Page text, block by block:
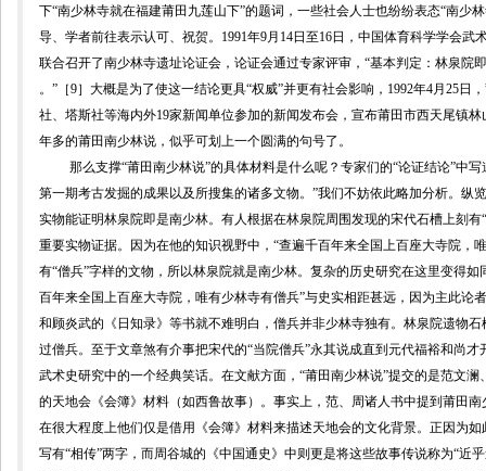
下“南少林寺就在福建莆田九莲山下”的题词，一些社会人士也纷纷表态“南少
导、学者前往表示认可、祝贺。 1991年9月 14日至16日，中国体育科学学会武
联合召开了南少林寺遗址论证会，论证会通过专家评审，“基本判定：林泉院
。” ［9］ 大概是为了使这一结论更具“权威”并更有社会影响， 1992年4月 25日
社、塔斯社等海内外19家新闻单位参加的新闻发布会，宣布莆田市西天尾镇
年多的莆田南少林说，似乎可划上一个圆满的句号了。
那么支撑“莆田南少林说”的具体材料是什么呢？专家们的“论证结论”中
第一期考古发掘的成果以及所搜集的诸多文物。”我们不妨依此略加分析。纵
实物能证明林泉院即是南少林。有人根据在林泉院周围发现的宋代石槽上刻
重要实物证据。因为在他的知识视野中，“查遍千百年来全国上百座大寺院，
有“僧兵”字样的文物，所以林泉院就是南少林。复杂的历史研究在这里变得
百年来全国上百座大寺院，唯有少林寺有僧兵”与史实相距甚远，因为主此论
和顾炎武的《日知录》等书就不难明白，僧兵并非少林寺独有。林泉院遗物
过僧兵。至于文章煞有介事把宋代的“当院僧兵”永其说成直到元代福裕和尚才
武术史研究中的一个经典笑话。在文献方面，“莆田南少林说”提交的是范文澜
的天地会《会簿》材料（如西鲁故事）。事实上，范、周诸人书中提到莆田
在很大程度上他们仅是借用《会簿》材料来描述天地会的文化背景。正因为
写有“相传”两字，而周谷城的《中国通史》中则更是将这些故事传说称为“近